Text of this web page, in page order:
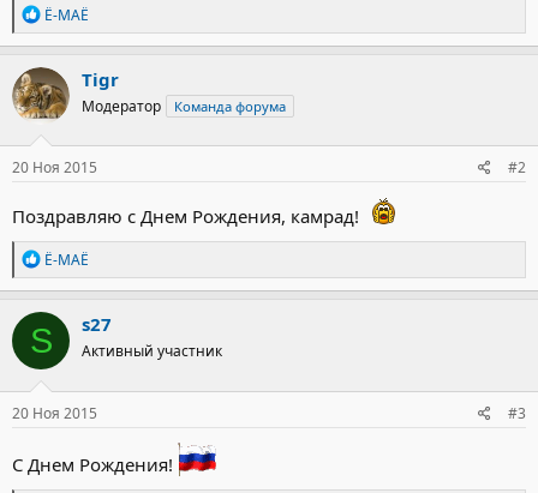
Р
е
а
к
ц
и
:
Ё-МАЁ
Tigr
Модератор Команда форума
20 Ноя 2015 #2
Поздравляю с Днем Рождения, камрад!
Р
е
а
к
ц
и
и
:
Ё-МАЁ
S s27
Активный участник
20 Ноя 2015 #3
С Днем Рождения!